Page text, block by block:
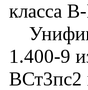
класса
1.400-9
ВСт3пс2